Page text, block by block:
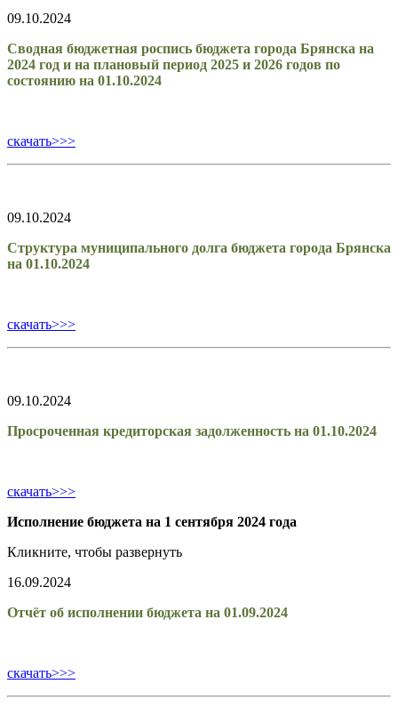
09.10.2024
Сводная бюджетная роспись бюджета города Брянска на
2024 год и на плановый период 2025 и 2026 годов по
состоянию на 01.10.2024
скачать>>>
09.10.2024
Структура муниципального долга бюджета города Брянска
на 01.10.2024
скачать>>>
09.10.2024
Просроченная кредиторская задолженность на 01.10.2024
скачать>>>
Исполнение бюджета на 1 сентября 2024 года
Кликните, чтобы развернуть
16.09.2024
Отчёт об исполнении бюджета на 01.09.2024
скачать>>>